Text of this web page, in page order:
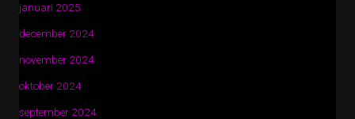
januari 2025
december 2024
november 2024
oktober 2024
september 2024